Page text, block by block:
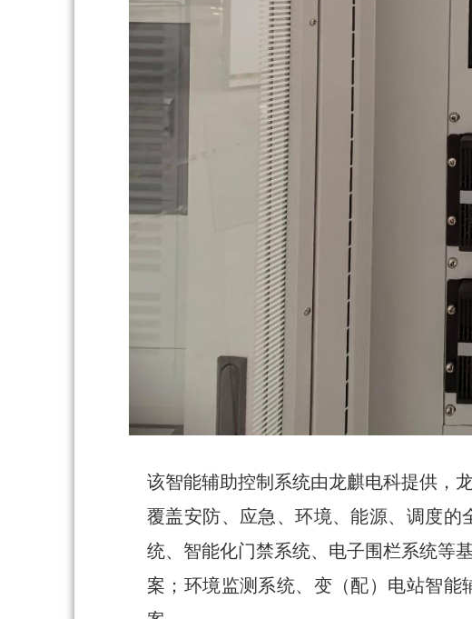
该智能辅助控制系统由龙麒电科提供，
覆盖安防、应急、环境、能源、调度
统、智能化门禁系统、电子围栏系统等
案；环境监测系统、变（配）电站智